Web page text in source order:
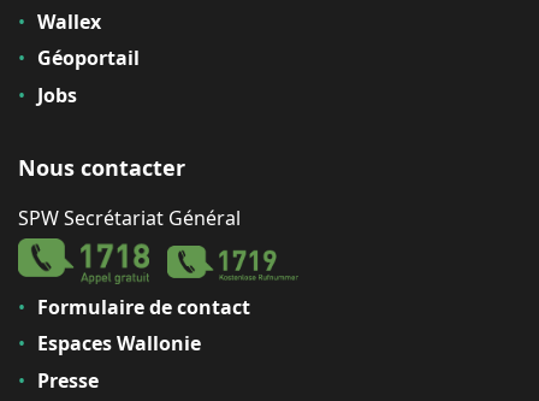
Wallex
Géoportail
Jobs
Nous contacter
SPW Secrétariat Général
Formulaire de contact
Espaces Wallonie
Presse